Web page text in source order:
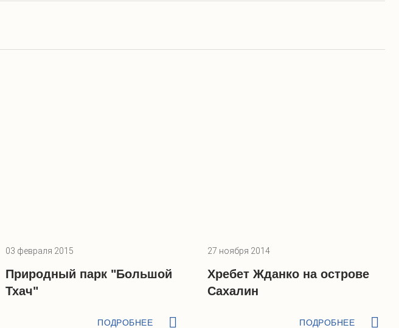
03 февраля 2015
Природный парк "Большой
Тхач"
ПОДРОБНЕЕ
27 ноября 2014
Хребет Жданко на острове
Сахалин
ПОДРОБНЕЕ